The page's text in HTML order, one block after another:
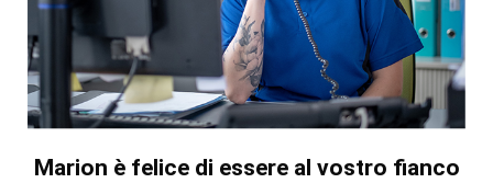
Marion è felice di essere al vostro fianco